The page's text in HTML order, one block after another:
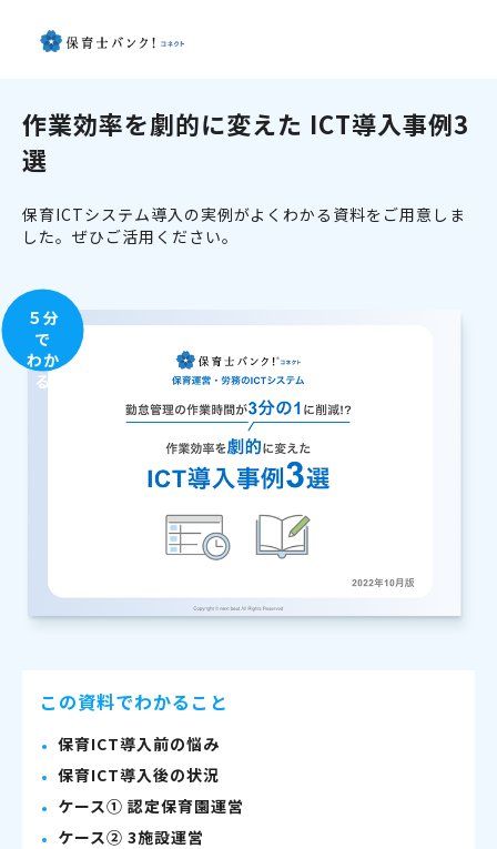
作業効率を劇的に変えた ICT導入事例3
選
保育ICTシステム導入の実例がよくわかる資料をご用意しま
した。ぜひご活用ください。
５分
で
わか
る
この資料でわかること
保育ICT導入前の悩み
保育ICT導入後の状況
ケース① 認定保育園運営
ケース② 3施設運営